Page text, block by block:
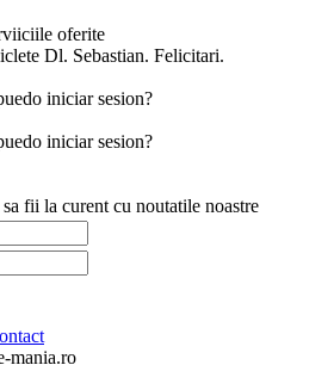
oferite
Dl. Sebastian. Felicitari.
iniciar sesion?
iniciar sesion?
fii la curent cu noutatile noastre
mania.ro